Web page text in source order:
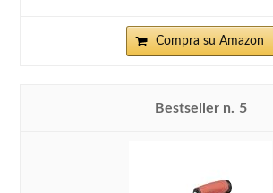
Compra su Amazon
5